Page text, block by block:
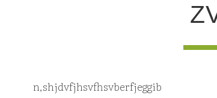
n,shjdvfjhsvfhsvberfjeggib